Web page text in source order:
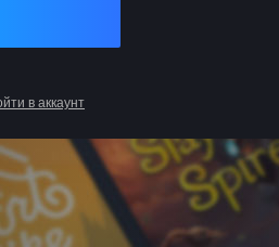
в аккаунт